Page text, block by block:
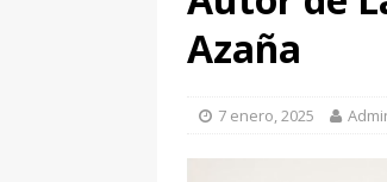
Azaña
7 enero, 2025